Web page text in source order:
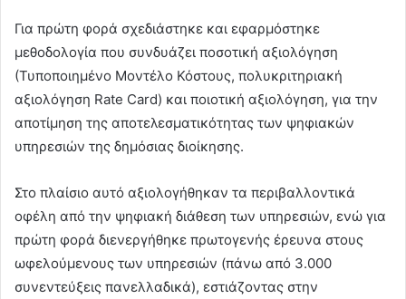
Για πρώτη φορά σχεδιάστηκε και εφαρμόστηκε
μεθοδολογία που συνδυάζει ποσοτική αξιολόγηση
(Τυποποιημένο Μοντέλο Κόστους, πολυκριτηριακή
αξιολόγηση Rate Card) και ποιοτική αξιολόγηση, για την
αποτίμηση της αποτελεσματικότητας των ψηφιακών
υπηρεσιών της δημόσιας διοίκησης.
Στο πλαίσιο αυτό αξιολογήθηκαν τα περιβαλλοντικά
οφέλη από την ψηφιακή διάθεση των υπηρεσιών, ενώ για
πρώτη φορά διενεργήθηκε πρωτογενής έρευνα στους
ωφελούμενους των υπηρεσιών (πάνω από 3.000
συνεντεύξεις πανελλαδικά), εστιάζοντας στην